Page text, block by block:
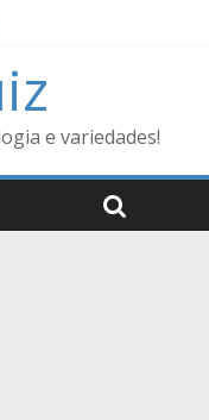
e variedades!